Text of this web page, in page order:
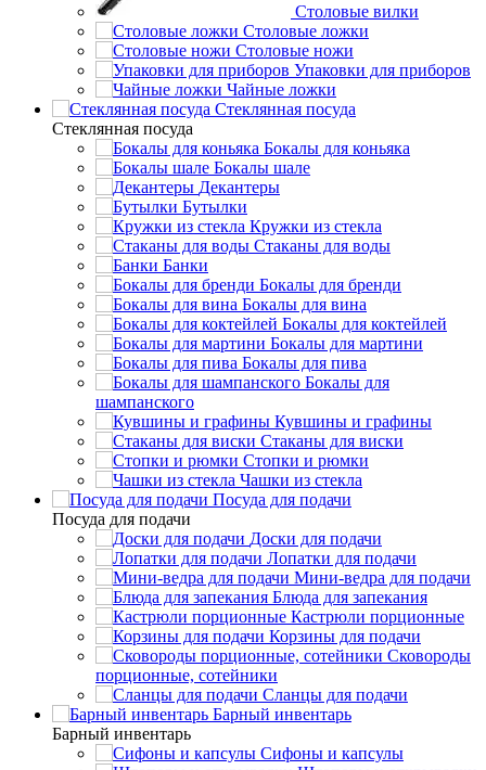
Столовые вилки
Столовые ложки
Столовые ножи
Упаковки для приборов
Чайные ложки
Стеклянная посуда
Стеклянная посуда
Бокалы для коньяка
Бокалы шале
Декантеры
Бутылки
Кружки из стекла
Стаканы для воды
Банки
Бокалы для бренди
Бокалы для вина
Бокалы для коктейлей
Бокалы для мартини
Бокалы для пива
Бокалы для
шампанского
Кувшины и графины
Стаканы для виски
Стопки и рюмки
Чашки из стекла
Посуда для подачи
Посуда для подачи
Доски для подачи
Лопатки для подачи
Мини-ведра для подачи
Блюда для запекания
Кастрюли порционные
Корзины для подачи
Сковороды
порционные, сотейники
Сланцы для подачи
Барный инвентарь
Барный инвентарь
Сифоны и капсулы